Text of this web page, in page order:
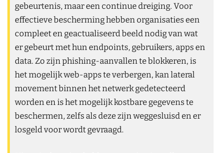
gebeurtenis, maar een continue dreiging. Voor
effectieve bescherming hebben organisaties een
compleet en geactualiseerd beeld nodig van wat
er gebeurt met hun endpoints, gebruikers, apps en
data. Zo zijn phishing-aanvallen te blokkeren, is
het mogelijk web-apps te verbergen, kan lateral
movement binnen het netwerk gedetecteerd
worden en is het mogelijk kostbare gegevens te
beschermen, zelfs als deze zijn weggesluisd en er
losgeld voor wordt gevraagd.